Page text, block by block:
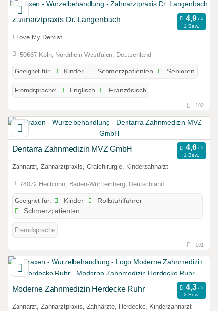
Zahnarztpraxis Dr. Langenbach
1 Bew.
I Love My Dentist
50667 Köln, Nordrhein-Westfalen, Deutschland
Geeignet für: Kinder Schmerzpatienten Senioren
Fremdsprache: Englisch Französisch
102
Dentarra Zahnmedizin MVZ GmbH
1 Bew.
Zahnarzt, Zahnarztpraxis, Oralchirurgie, Kinderzahnarzt
74072 Heilbronn, Baden-Württemberg, Deutschland
Geeignet für: Kinder
Rollstuhlfahrer
Schmerzpatienten
Fremdsprache
101
Moderne Zahnmedizin Herdecke Ruhr
2 Bew.
Zahnarzt, Zahnarztpraxis, Zahnärzte, Herdecke, Kinderzahnarzt